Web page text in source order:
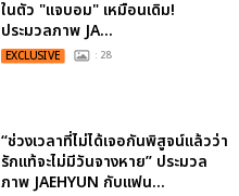
ในตัว "แจบอม" เหมือนเดิม!
ประมวลภาพ JA...
EXCLUSIVE : 28
“ช่วงเวลาที่ไม่ได้เจอกันพิสูจน์แล้วว่า
รักแท้จะไม่มีวันจางหาย” ประมวล
ภาพ JAEHYUN กับแฟน...